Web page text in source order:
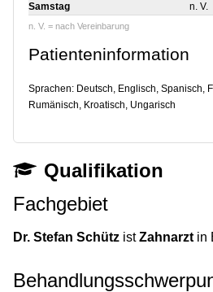
Samstag
n. V.
n. V. = nach Vereinbarung
Patienteninformation
Sprachen: Deutsch, Englisch, Spanisch,
Rumänisch, Kroatisch, Ungarisch
Qualifikation
Fachgebiet
Dr. Stefan Schütz istZahnarzt in